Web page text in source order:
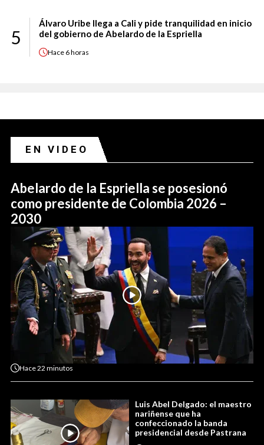
5
Álvaro Uribe llega a Cali y pide tranquilidad en inicio
del gobierno de Abelardo de la Espriella
Hace 6 horas
EN VIDEO
Abelardo de la Espriella se posesionó
como presidente de Colombia 2026 –
2030
Hace22 minutos
Luis Abel Delgado: el maestro
nariñense que ha
confeccionado la banda
presidencial desde Pastrana